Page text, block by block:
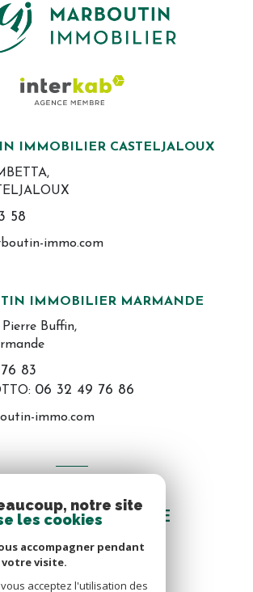
IMMOBILIER CASTELJALOUX
58
immo.com
IMMOBILIER MARMANDE
Buffin,
83
06 32 49 76 86
immo.com
PROPRIÉTAIRE
notre site
les cookies
accompagner pendant
votre visite.
acceptez l'utilisation des